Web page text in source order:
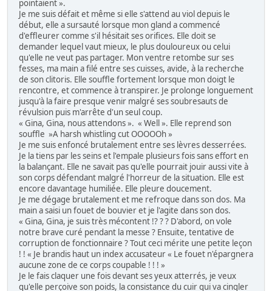
pointaient ».
Je me suis défait et même si elle s'attend au viol depuis le
début, elle a sursauté lorsque mon gland a commencé
d'effleurer comme s'il hésitait ses orifices. Elle doit se
demander lequel vaut mieux, le plus douloureux ou celui
qu'elle ne veut pas partager. Mon ventre retombe sur ses
fesses, ma main a filé entre ses cuisses, avide, à la recherche
de son clitoris. Elle souffle fortement lorsque mon doigt le
rencontre, et commence à transpirer. Je prolonge longuement
jusqu'à la faire presque venir malgré ses soubresauts de
révulsion puis m'arrête d'un seul coup.
« Gina, Gina, nous attendons ». « Well ». Elle reprend son
souffle »A harsh whistling cut OOOOOh »
Je me suis enfoncé brutalement entre ses lèvres desserrées.
Je la tiens par les seins et l'empale plusieurs fois sans effort en
la balançant. Elle ne savait pas qu'elle pourrait jouir aussi vite à
son corps défendant malgré l'horreur de la situation. Elle est
encore davantage humiliée. Elle pleure doucement.
Je me dégage brutalement et me refroque dans son dos. Ma
main a saisi un fouet de bouvier et je l'agite dans son dos.
« Gina, Gina, je suis très mécontent !? ? ? D'abord, on vole
notre brave curé pendant la messe ? Ensuite, tentative de
corruption de fonctionnaire ? Tout ceci mérite une petite leçon
! ! « Je brandis haut un index accusateur « Le fouet n'épargnera
aucune zone de ce corps coupable ! ! ! »
Je le fais claquer une fois devant ses yeux atterrés, je veux
qu'elle perçoive son poids, la consistance du cuir qui va cingler